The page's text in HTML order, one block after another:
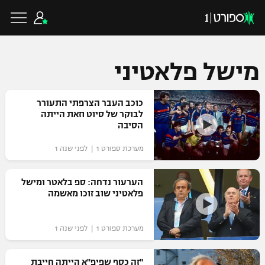
כדורגל ישראלי
ליגת העל
גביע הטוטו
ליגיונרים
גביע המדינה
כדורגל עולמי
ליגת האלופות
ליגה אירופית
ליגה אנגלית
כדורסל ישראלי
ליגת ווינר סל
ליגה לאומית
כדורסל עולמי
NBA
מישל פלאטיני
כוכב העבר הצרפתי התעורר
לבוקר של סיוט וזאת הייתה
הסיבה
מערכת ספורט 1 | לפני שנה 1
הערעור נדחה: ספ בלאטר ומישל
פלאטיני שוב זוכו מאשמה
מערכת ספורט 1 | לפני שנה 1
"זה כסף שפיפ"א הייתה חייבת